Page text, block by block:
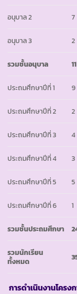
อนุบาล 2 7
อนุบาล 3 2
รวมชั้นอนุบาล 11
ประถมศึกษาปีที่ 1 9
ประถมศึกษาปีที่ 2 2
ประถมศึกษาปีที่ 3 4
ประถมศึกษาปีที่ 4 3
ประถมศึกษาปีที่ 5 5
ประถมศึกษาปีที่ 6 1
รวมชั้นประถมศึกษา
รวมนักเรียน
ทั้งหมด
การดำเนินงานโครง